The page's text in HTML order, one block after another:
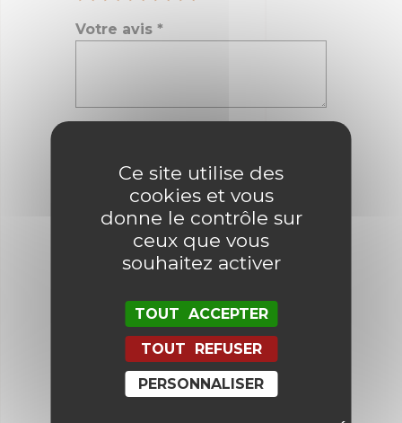
Votre avis *
et mon site dans le navigateur
pour mon prochain commentaire.
Ce site utilise des
cookies et vous
donne le contrôle sur
ceux que vous
souhaitez activer
TOUT ACCEPTER
TOUT REFUSER
PERSONNALISER